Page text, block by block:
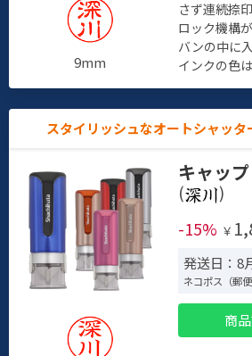
9mm
さず連続捺
ロック機構
バンの中に
インクの色
スタイリッシュなオートシャッタ
キャッ
(
)
-15% ￥
発送日：8
ネコポス（郵
商